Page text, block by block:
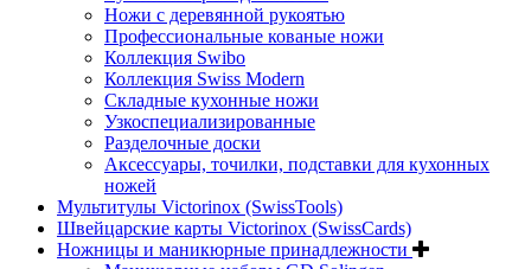
Ножи с деревянной рукоятью
Профессиональные кованые ножи
Коллекция Swibo
Коллекция Swiss Modern
Складные кухонные ножи
Узкоспециализированные
Разделочные доски
Аксессуары, точилки, подставки для кухонных
ножей
Мультитулы Victorinox (SwissTools)
Швейцарские карты Victorinox (SwissCards)
Ножницы и маникюрные принадлежности